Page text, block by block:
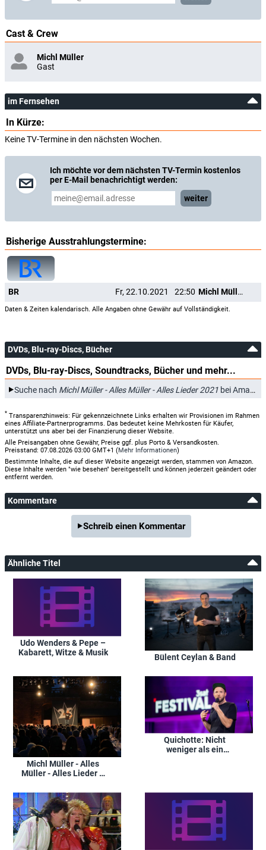
Cast & Crew
Michl Müller
Gast
im Fernsehen
In Kürze:
Keine TV-Termine in den nächsten Wochen.
Ich möchte vor dem nächsten TV-Termin kostenlos
per E-Mail benachrichtigt werden:
weiter
Bisherige Ausstrahlungstermine:
BR Fr, 22.10.2021 22:50 Michl Müller - Alles Müller - Alles Lieder 2021
Daten & Zeiten kalendarisch. Alle Angaben ohne Gewähr auf Vollständigkeit.
DVDs, Blu-ray-Discs, Bücher
DVDs, Blu-ray-Discs, Soundtracks, Bücher und mehr...
Suche nach Michl Müller - Alles Müller - Alles Lieder 2021 bei Amazon.de
* Transparenzhinweis: Für gekennzeichnete Links erhalten wir Provisionen im Rahmen
eines Affiliate-Partnerprogramms. Das bedeutet keine Mehrkosten für Käufer,
unterstützt uns aber bei der Finanzierung dieser Website.
Alle Preisangaben ohne Gewähr, Preise ggf. plus Porto & Versandkosten.
Preisstand: 07.08.2026 03:00 GMT+1 (Mehr Informationen)
Bestimmte Inhalte, die auf dieser Website angezeigt werden, stammen von Amazon.
Diese Inhalte werden "wie besehen" bereitgestellt und können jederzeit geändert oder
entfernt werden.
Kommentare
Schreib einen Kommentar
Ähnliche Titel
Udo Wenders & Pepe –
Kabarett, Witze & Musik
Bülent Ceylan & Band
Michl Müller - Alles
Müller - Alles Lieder –
25-jähriges
Bühnenjubiläum
Quichotte: Nicht
weniger als ein